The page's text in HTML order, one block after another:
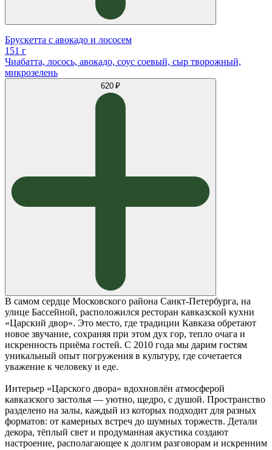
Брускетта с авокадо и лососем
151 г
Чиабатта, лосось, авокадо, соус соевый, сыр творожный,
микрозелень
620 ₽
В самом сердце Московского района Санкт-Петербурга, на
улице Бассейной, расположился ресторан кавказской кухни
«Царский двор». Это место, где традиции Кавказа обретают
новое звучание, сохраняя при этом дух гор, тепло очага и
искренность приёма гостей. С 2010 года мы дарим гостям
уникальный опыт погружения в культуру, где сочетается
уважение к человеку и еде.
Интерьер «Царского двора» вдохновлён атмосферой
кавказского застолья — уютно, щедро, с душой. Пространство
разделено на залы, каждый из которых подходит для разных
форматов: от камерных встреч до шумных торжеств. Детали
декора, тёплый свет и продуманная акустика создают
настроение, располагающее к долгим разговорам и искренним